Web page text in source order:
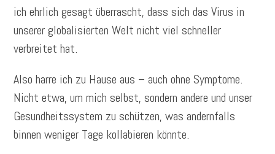
ich ehrlich gesagt überrascht, dass sich das Virus in
unserer globalisierten Welt nicht viel schneller
verbreitet hat.
Also harre ich zu Hause aus – auch ohne Symptome.
Nicht etwa, um mich selbst, sondern andere und unser
Gesundheitssystem zu schützen, was andernfalls
binnen weniger Tage kollabieren könnte.